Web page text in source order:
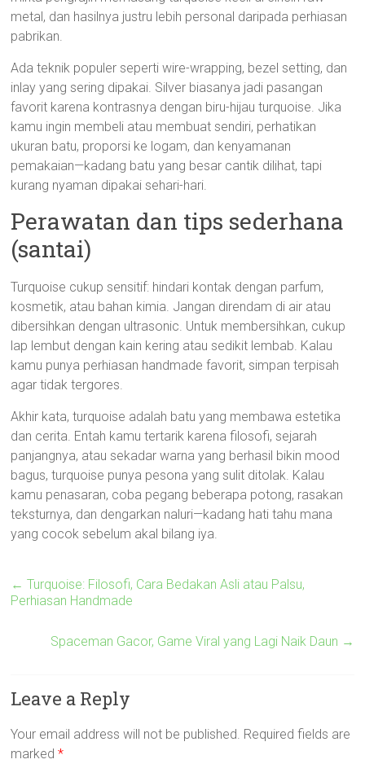
metal, dan hasilnya justru lebih personal daripada perhiasan
pabrikan.
Ada teknik populer seperti wire-wrapping, bezel setting, dan
inlay yang sering dipakai. Silver biasanya jadi pasangan
favorit karena kontrasnya dengan biru-hijau turquoise. Jika
kamu ingin membeli atau membuat sendiri, perhatikan
ukuran batu, proporsi ke logam, dan kenyamanan
pemakaian—kadang batu yang besar cantik dilihat, tapi
kurang nyaman dipakai sehari-hari.
Perawatan dan tips sederhana
(santai)
Turquoise cukup sensitif: hindari kontak dengan parfum,
kosmetik, atau bahan kimia. Jangan direndam di air atau
dibersihkan dengan ultrasonic. Untuk membersihkan, cukup
lap lembut dengan kain kering atau sedikit lembab. Kalau
kamu punya perhiasan handmade favorit, simpan terpisah
agar tidak tergores.
Akhir kata, turquoise adalah batu yang membawa estetika
dan cerita. Entah kamu tertarik karena filosofi, sejarah
panjangnya, atau sekadar warna yang berhasil bikin mood
bagus, turquoise punya pesona yang sulit ditolak. Kalau
kamu penasaran, coba pegang beberapa potong, rasakan
teksturnya, dan dengarkan naluri—kadang hati tahu mana
yang cocok sebelum akal bilang iya.
← Turquoise: Filosofi, Cara Bedakan Asli atau Palsu,
Perhiasan Handmade
Spaceman Gacor, Game Viral yang Lagi Naik Daun →
Leave a Reply
Your email address will not be published. Required fields are
marked*